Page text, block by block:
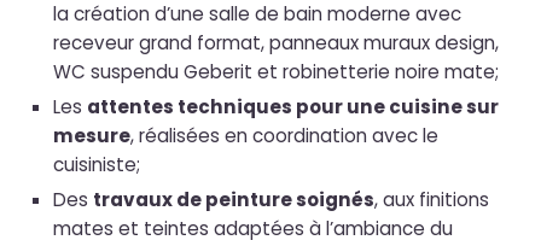
la création d’une salle de bain moderne avec
receveur grand format, panneaux muraux design,
WC suspendu Geberit et robinetterie noire mate;
Les attentes techniques pour une cuisine sur
mesure, réalisées en coordination avec le
cuisiniste;
Des travaux de peinture soignés, aux finitions
mates et teintes adaptées à l’ambiance du